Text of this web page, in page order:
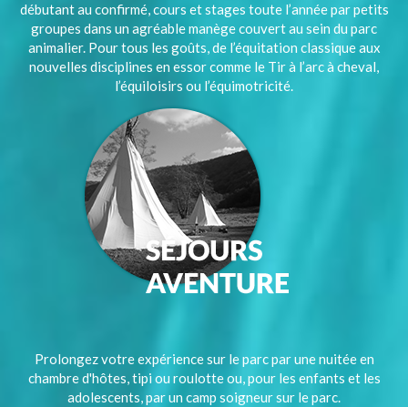
débutant au confirmé, cours et stages toute l’année par petits
groupes dans un agréable manège couvert au sein du parc
animalier. Pour tous les goûts, de l’équitation classique aux
nouvelles disciplines en essor comme le Tir à l’arc à cheval,
l’équiloisirs ou l’équimotricité.
Prolongez votre expérience sur le parc par une nuitée en
chambre d'hôtes, tipi ou roulotte ou, pour les enfants et les
adolescents, par un camp soigneur sur le parc.